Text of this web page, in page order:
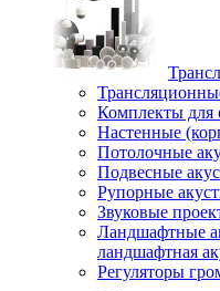
Комплекты для
Настенные
Потолочные
Подвесные
Рупорные
Звуковые
Ландшафтные
ландшафтная
Регуляторы